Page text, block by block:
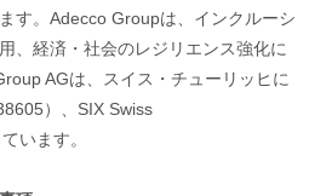
す。Adecco Groupは、インクルーシ
、経済・社会のレジリエンス強化に
AGは、スイス・チューリッヒに
）、SIX Swiss
います。